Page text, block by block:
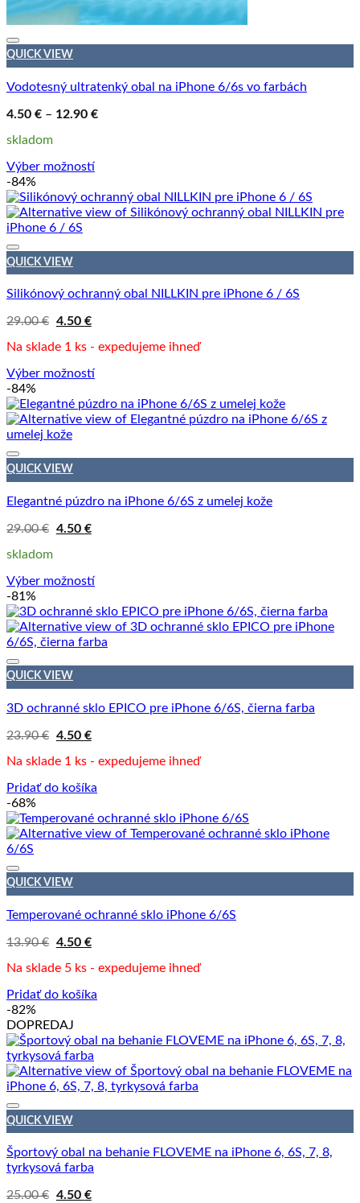
QUICK VIEW
Vodotesný ultratenký obal na iPhone 6/6s vo farbách
4.50 € – 12.90 €Price
skladom
Výber možností
Tento
produkt
má
viacero
variantov.
Možnosti
si
môžete
vybrať
na
produktu.
-84%
QUICK VIEW
Silikónový ochranný obal NILLKIN pre iPhone 6 / 6S
29.00€ Pôvodná
bola:
4.50 €Aktuálna
je:
Na sklade 1 ks - expedujeme ihneď
Výber možností
Tento
produkt
má
viacero
variantov.
Možnosti
si
môžete
vybrať
na
produktu.
-84%
QUICK VIEW
Elegantné púzdro na iPhone 6/6S z umelej kože
29.00€ Pôvodná
4.50 €Aktuálna
skladom
Výber možností
Tento
produkt
má
viacero
variantov.
Možnosti
si
môžete
vybrať
na
produktu.
-81%
QUICK VIEW
3D ochranné sklo EPICO pre iPhone 6/6S, čierna farba
23.90€ Pôvodná
bola:
4.50 €Aktuálna
je:
Na sklade 1 ks - expedujeme ihneď
Pridať do košíka
-68%
QUICK VIEW
Temperované ochranné sklo iPhone 6/6S
13.90€ Pôvodná
bola:
4.50 €Aktuálna
je:
Na sklade 5 ks - expedujeme ihneď
Pridať do košíka
-82%
DOPREDAJ
QUICK VIEW
Športový obal na behanie FLOVEME na iPhone 6, 6S, 7, 8,
tyrkysová farba
25.00€ Pôvodná
4.50 €Aktuálna